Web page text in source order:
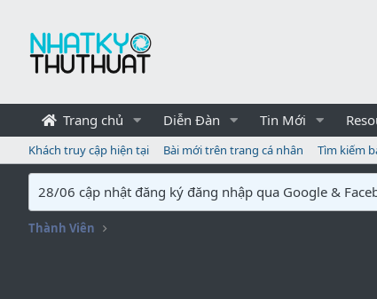
Trang chủ Diễn Đàn Tin Mới
Khách truy cập hiện tại Bài mới trên trang cá nhân Tìm kiếm
28/06 cập nhật đăng ký đăng nhập qua Google &
Thành Viên